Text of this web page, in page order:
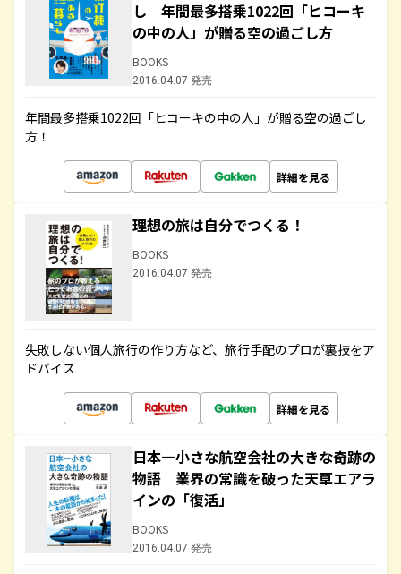
し 年間最多搭乗1022回「ヒコーキ
の中の人」が贈る空の過ごし方
BOOKS
2016.04.07 発売
年間最多搭乗1022回「ヒコーキの中の人」が贈る空の過ごし
方！
詳細を見る
理想の旅は自分でつくる！
BOOKS
2016.04.07 発売
失敗しない個人旅行の作り方など、旅行手配のプロが裏技をア
ドバイス
詳細を見る
日本一小さな航空会社の大きな奇跡の
物語 業界の常識を破った天草エアラ
インの「復活」
BOOKS
2016.04.07 発売